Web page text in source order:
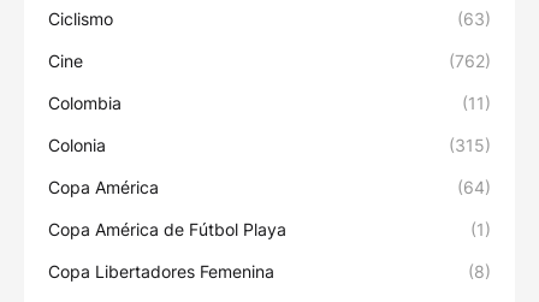
Ciclismo (63)
Cine (762)
Colombia (11)
Colonia (315)
Copa América (64)
Copa América de Fútbol Playa (1)
Copa Libertadores Femenina (8)